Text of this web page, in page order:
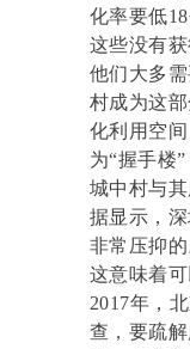
化率要低18
这些没有
他们大多
村成为这
化利用空
为“握手楼
城中村与
据显示，
非常压抑
这意味着
2017年，
查，要疏